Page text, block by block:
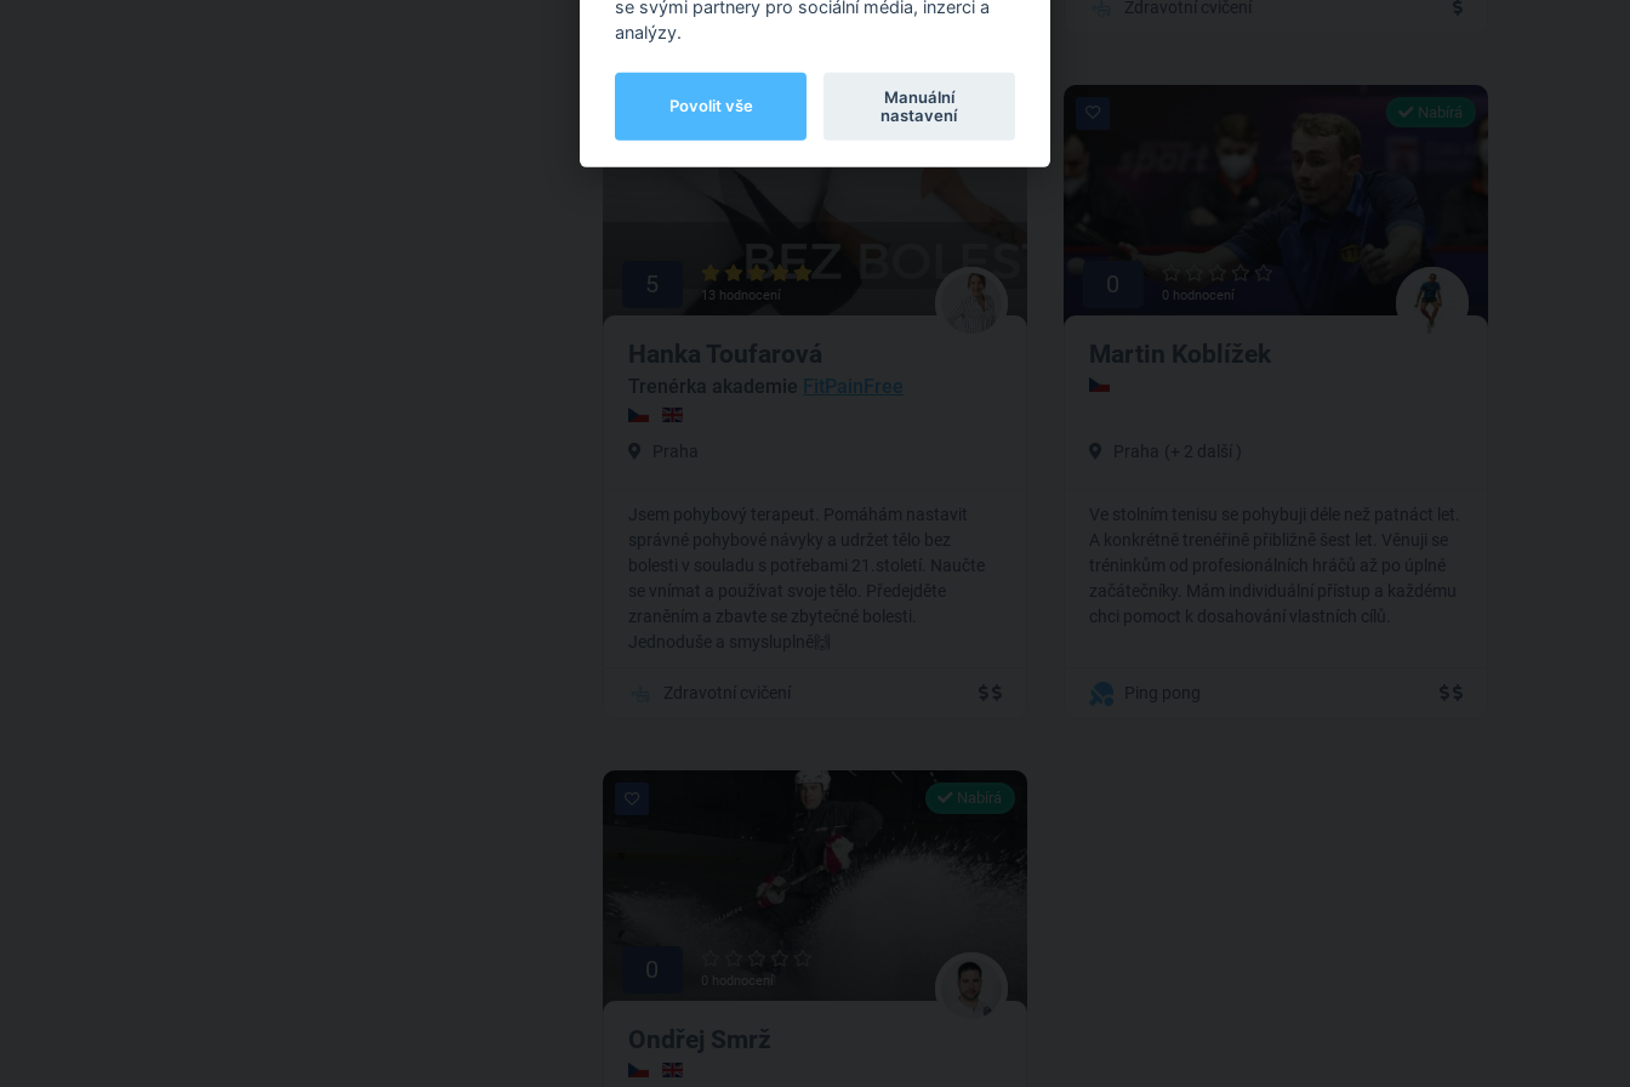
Zdravotní cvičení Zdravotní cvičení
Nabírá
5 13 hodnocení
Hanka Toufarová
Trenérka akademie FitPainFree
Praha
Jsem pohybový terapeut. Pomáhám nastavit
správné pohybové návyky a udržet tělo bez
bolesti v souladu s potřebami 21.století. Naučte
se vnímat a používat svoje tělo. Předejděte
zraněním a zbavte se zbytečné bolesti.
Jednoduše a smysluplně🙌
Zdravotní cvičení
Nabírá
0 0 hodnocení
Martin Koblížek
Praha (+ 2 další )
Ve stolním tenisu se pohybuji déle než patnáct let.
A konkrétně trenéřině přibližně šest let. Věnuji se
tréninkům od profesionálních hráčů až po úplné
začátečníky. Mám individuální přístup a každému
chci pomoct k dosahování vlastních cílů.
Ping pong
Nabírá
0 0 hodnocení
Ondřej Smrž
se svými partnery pro sociální média, inzerci a
analýzy.
Povolit vše
Manuální
nastavení